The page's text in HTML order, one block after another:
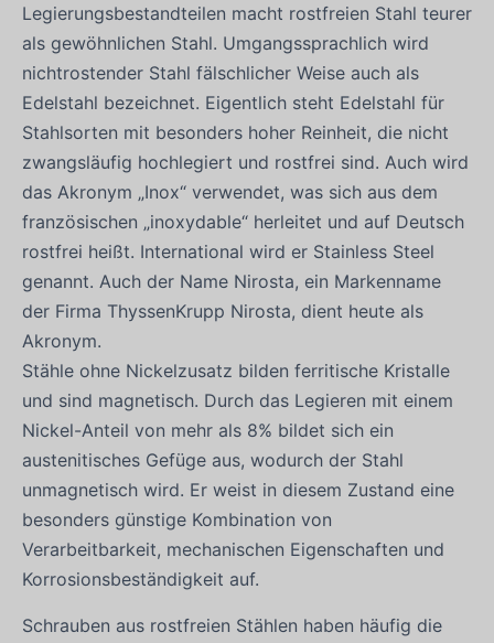
Legierungsbestandteilen macht rostfreien Stahl teurer
als gewöhnlichen Stahl. Umgangssprachlich wird
nichtrostender Stahl fälschlicher Weise auch als
Edelstahl bezeichnet. Eigentlich steht Edelstahl für
Stahlsorten mit besonders hoher Reinheit, die nicht
zwangsläufig hochlegiert und rostfrei sind. Auch wird
das Akronym „Inox“ verwendet, was sich aus dem
französischen „inoxydable“ herleitet und auf Deutsch
rostfrei heißt. International wird er Stainless Steel
genannt. Auch der Name Nirosta, ein Markenname
der Firma ThyssenKrupp Nirosta, dient heute als
Akronym.
Stähle ohne Nickelzusatz bilden ferritische Kristalle
und sind magnetisch. Durch das Legieren mit einem
Nickel-Anteil von mehr als 8% bildet sich ein
austenitisches Gefüge aus, wodurch der Stahl
unmagnetisch wird. Er weist in diesem Zustand eine
besonders günstige Kombination von
Verarbeitbarkeit, mechanischen Eigenschaften und
Korrosionsbeständigkeit auf.
Schrauben aus rostfreien Stählen haben häufig die